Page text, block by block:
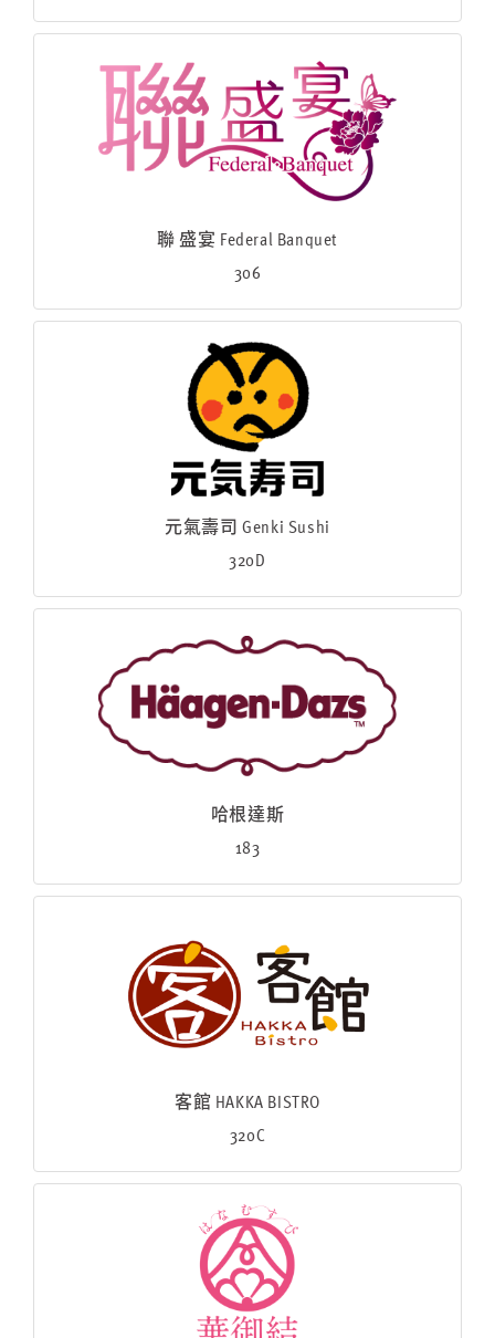
聯 盛宴 Federal Banquet
306
元氣壽司 Genki Sushi
320D
哈根達斯
183
客館 HAKKA BISTRO
320C